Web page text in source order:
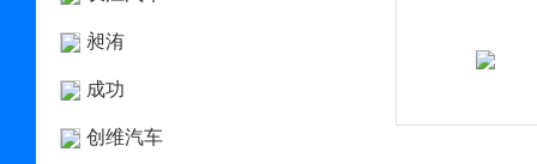
昶洧
成功
创维汽车